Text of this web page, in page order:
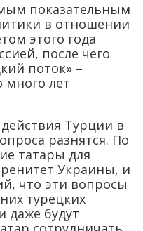
показательным
в отношении
этого года
после чего
поток» –
много лет
Турции в
разнятся. По
татары для
Украины, и
что эти вопросы
турецких
даже будут